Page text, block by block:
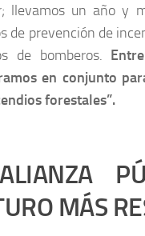
llevamos un año y
de prevención de
de bomberos.
en conjunto
forestales”.
MÁS